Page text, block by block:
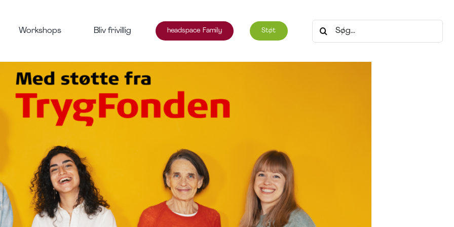
Workshops Bliv frivillig headspace Family Støt
Søg
efter: